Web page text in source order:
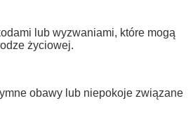
lub wyzwaniami, które mogą
życiowej.
obawy lub niepokoje związane